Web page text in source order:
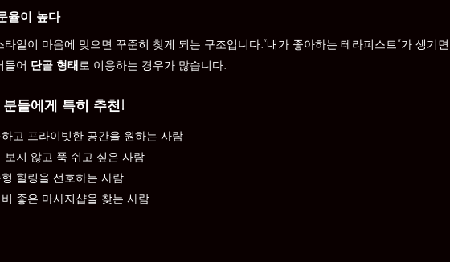
율이 높다
타일이 마음에 맞으면 꾸준히 찾게 되는 구조입니다.“내가 좋아하는 테라피스트”가 생기
들어 단골 형태로 이용하는 경우가 많습니다.
들에게 특히 추천!
고 프라이빗한 공간을 원하는 사람
보지 않고 푹 쉬고 싶은 사람
힐링을 선호하는 사람
좋은 마사지샵을 찾는 사람